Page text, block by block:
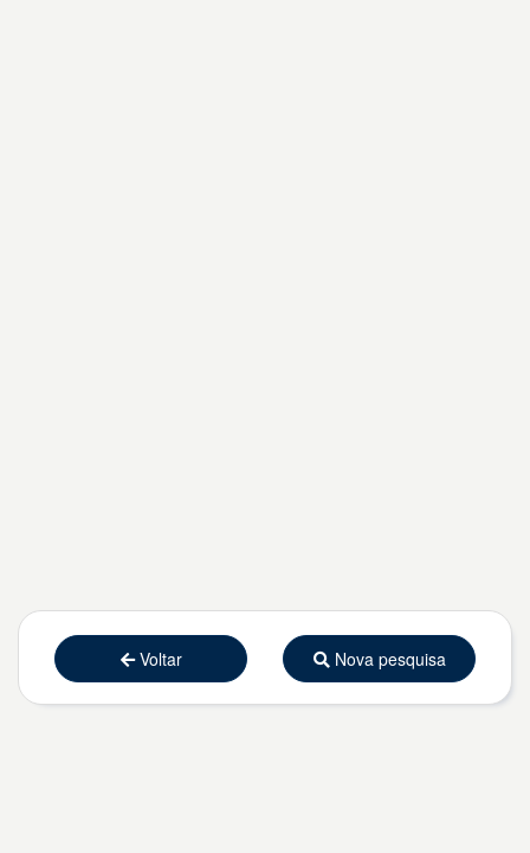
Voltar Nova pesquisa